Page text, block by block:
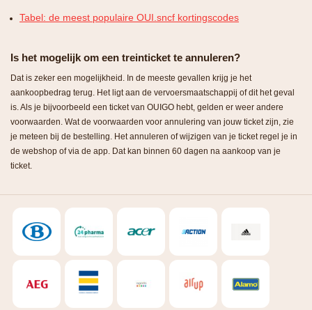
Tabel: de meest populaire OUI.sncf kortingscodes
Is het mogelijk om een treinticket te annuleren?
Dat is zeker een mogelijkheid. In de meeste gevallen krijg je het
aankoopbedrag terug. Het ligt aan de vervoersmaatschappij of dit het geval
is. Als je bijvoorbeeld een ticket van OUIGO hebt, gelden er weer andere
voorwaarden. Wat de voorwaarden voor annulering van jouw ticket zijn, zie
je meteen bij de bestelling. Het annuleren of wijzigen van je ticket regel je in
de webshop of via de app. Dat kan binnen 60 dagen na aankoop van je
ticket.